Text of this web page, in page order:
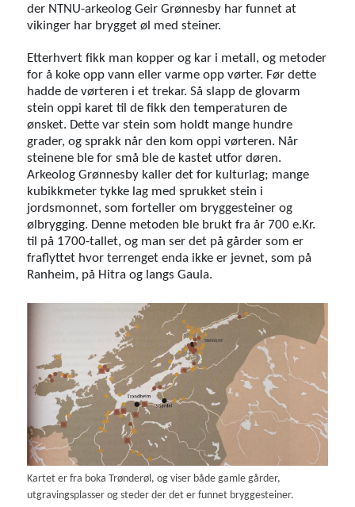
der NTNU-arkeolog Geir Grønnesby har funnet at
vikinger har brygget øl med steiner.
Etterhvert fikk man kopper og kar i metall, og metoder
for å koke opp vann eller varme opp vørter. Før dette
hadde de vørteren i et trekar. Så slapp de glovarm
stein oppi karet til de fikk den temperaturen de
ønsket. Dette var stein som holdt mange hundre
grader, og sprakk når den kom oppi vørteren. Når
steinene ble for små ble de kastet utfor døren.
Arkeolog Grønnesby kaller det for kulturlag; mange
kubikkmeter tykke lag med sprukket stein i
jordsmonnet, som forteller om bryggesteiner og
ølbrygging. Denne metoden ble brukt fra år 700 e.Kr.
til på 1700-tallet, og man ser det på gårder som er
fraflyttet hvor terrenget enda ikke er jevnet, som på
Ranheim, på Hitra og langs Gaula.
Kartet er fra boka Trønderøl, og viser både gamle gårder,
utgravingsplasser og steder der det er funnet bryggesteiner.